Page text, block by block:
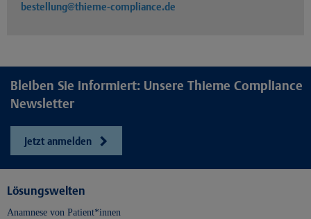
bestellung@thieme-compliance.de
Bleiben Sie informiert: Unsere Thieme Compliance
Newsletter
Jetzt anmelden
Lösungswelten
Anamnese von Patient*innen